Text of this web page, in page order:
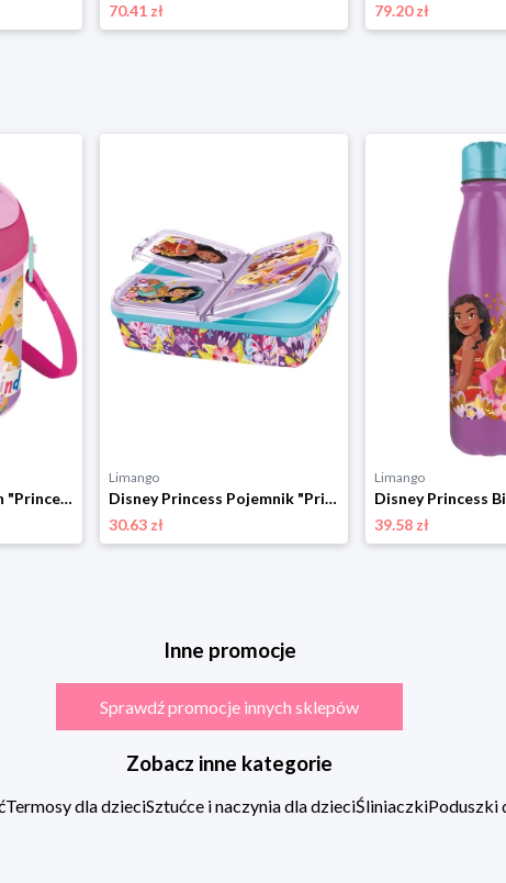
70.41 zł
79.20 zł
Disney Princess Bidon "Princess" w kolorze różowym - 450 ml rozmiar: onesize
Limango
Disney Princess Pojemnik "Princess" w kolorze jasnoróżowym na lunch - 18 x 14 x 6 cm rozmiar: onesize
30.63 zł
Limango
39.58 zł
Inne promocje
Sprawdź promocje innych sklepów
Zobacz inne kategorie
Termosy dla dzieciSztućce i naczynia dla dzieciŚliniaczkiPoduszki